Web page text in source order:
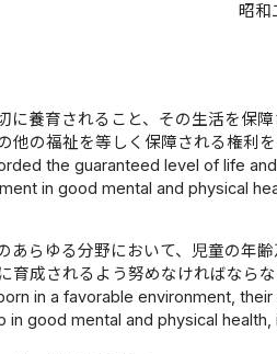
昭和
養育されること、その生活を保障
の福祉を等しく保障される権利を
the guaranteed level of life
in good mental and physical
らゆる分野において、児童の年
成されるよう努めなければならな
in a favorable environment,
good mental and physical